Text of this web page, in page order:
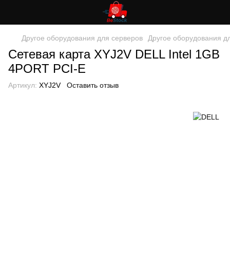
Другое оборудования для серверов Другое оборудования
Сетевая карта XYJ2V DELL Intel 1GB
4PORT PCI-E
Артикул: XYJ2V Оставить отзыв